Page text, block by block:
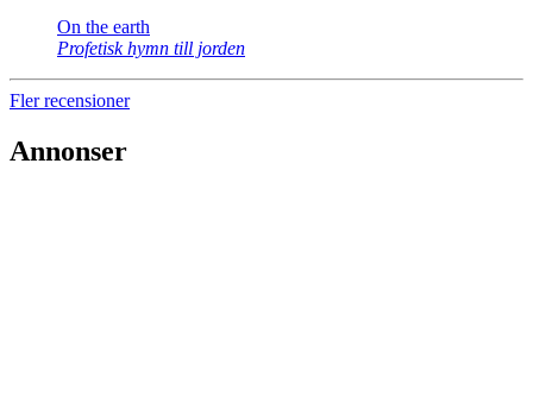
On the earth
Profetisk hymn till jorden
Fler recensioner
Annonser